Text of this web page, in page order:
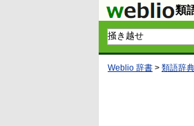
類
Weblio 辞書 > 類語辞典